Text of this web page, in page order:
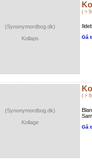
(Synonymordbog.dk)
Kollaps
( >
Gå
(Synonymordbog.dk)
Kollage
( >
Gå